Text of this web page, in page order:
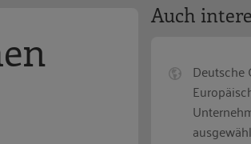
Auch
Deutsche